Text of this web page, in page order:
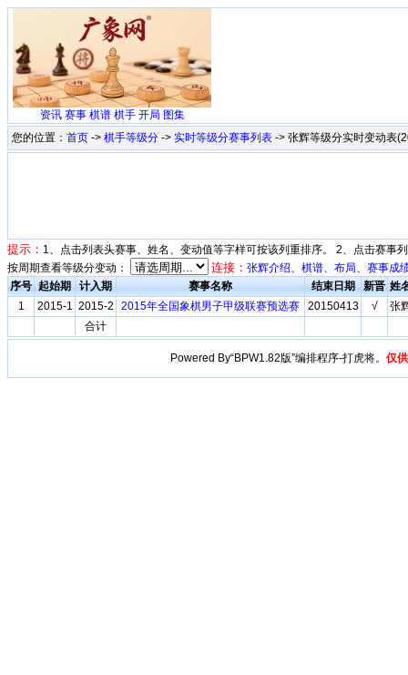
资讯 赛事 棋谱 棋手 开局 图集
您的位置： 首页 -> 棋手等级分 -> 实时等级分赛事列表 -> 张辉等级分实时变动表
提示： 1、点击列表头赛事、姓名、变动值等字样可按该列重排序。 2、点击赛事
按周期查看等级分变动：
连接： 张辉介绍、棋谱、布局、赛事成
序号 起始期 计入期 赛事名称 结束日期 新晋 姓
1
2015-1 2015-2 2015年全国象棋男子甲级联赛预选赛 20150413 √
张
合计
Powered By“BPW1.82版”编排程序-打虎将。 仅